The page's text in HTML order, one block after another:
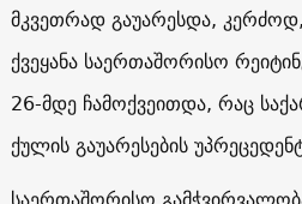
მკვეთრად გაუარესდა,
ქვეყანა საერთაშორისო
26-მდე ჩამოქვეითდა, რაც
ქულის გაუარესების